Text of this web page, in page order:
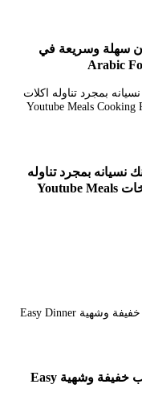
سهلة وسريعة في
نسيانه بمجرد تناوله
اكلات سريعة سهلة واقتصادية وجبات طبخات Youtube Meals
وصفات سهلة وسريعة للعشاء دولمة كرنب خفيفة وشهية Easy